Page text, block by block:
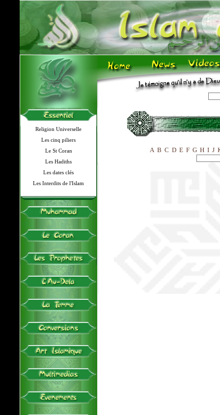
Religion Universelle
Les cinq piliers
Le St Coran
Les Hadiths
Les dates clés
Les Interdits de l'Islam
A B C D E F G H I J